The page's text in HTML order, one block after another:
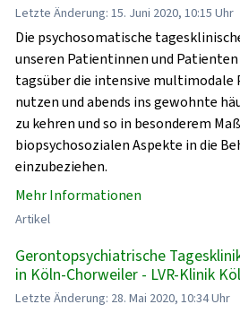
Letzte Änderung: 15. Juni 2020, 10:15 Uhr
Die psychosomatische
unseren Patientinnen und
tagsüber die intensive multimodale
nutzen und abends ins gewohnte
zu kehren und so in besonderem
biopsychosozialen Aspekte in die
einzubeziehen.
Mehr Informationen
Artikel
Gerontopsychiatrische
in Köln-Chorweiler - LVR-Klinik
Letzte Änderung: 28. Mai 2020, 10:34 Uhr